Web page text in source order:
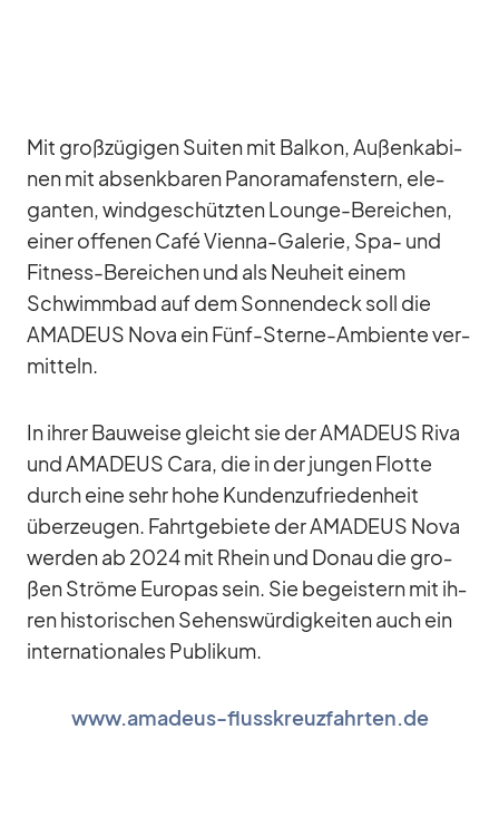
Mit groß­zü­gi­gen Sui­ten mit Bal­kon, Au­ßen­ka­bi­
nen mit ab­senk­ba­ren Pan­ora­ma­fens­tern, ele­
gan­ten, wind­ge­schütz­ten Lounge-Be­rei­chen,
ei­ner of­fe­nen Café Vi­enna-Ga­le­rie, Spa- und
Fit­ness-Be­rei­chen und als Neu­heit ei­nem
Schwimm­bad auf dem Son­nen­deck soll die
AMADEUS Nova ein Fünf-Sterne-Am­bi­ente ver­
mit­teln.
In ih­rer Bau­weise gleicht sie der AMADEUS Riva
und AMADEUS Cara, die in der jun­gen Flotte
durch eine sehr hohe Kun­den­zu­frie­den­heit
über­zeu­gen. Fahrt­ge­biete der AMADEUS Nova
wer­den ab 2024 mit Rhein und Do­nau die gro­
ßen Ströme Eu­ro­pas sein. Sie be­geis­tern mit ih­
ren his­to­ri­schen Se­hens­wür­dig­kei­ten auch ein
in­ter­na­tio­na­les Pu­bli­kum.
www.amadeus-flusskreuzfahrten.de